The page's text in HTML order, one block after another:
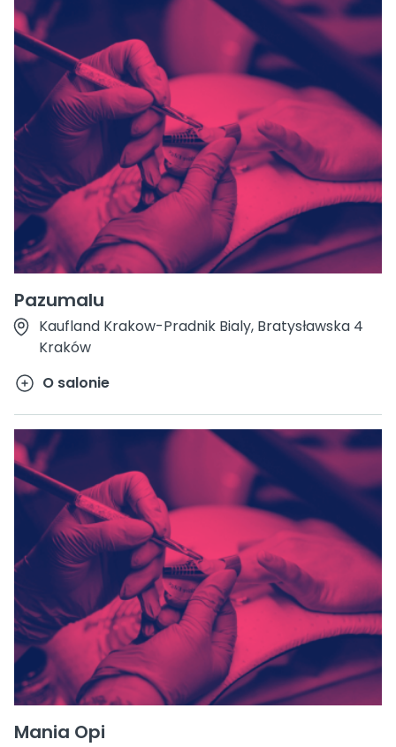
Pazumalu
Kaufland Krakow-Pradnik Bialy, Bratysławska 4
Kraków
O salonie
Mania Opi